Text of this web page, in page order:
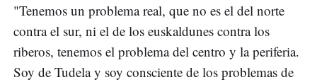
"Tenemos un problema real, que no es el del norte
contra el sur, ni el de los euskaldunes contra los
riberos, tenemos el problema del centro y la periferia.
Soy de Tudela y soy consciente de los problemas de